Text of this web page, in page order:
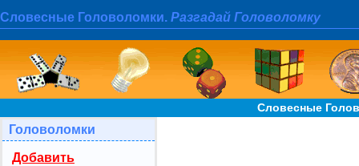
Словесные Головоломки. Разгадай Головоломку
Словесные
Головоломки
Добавить